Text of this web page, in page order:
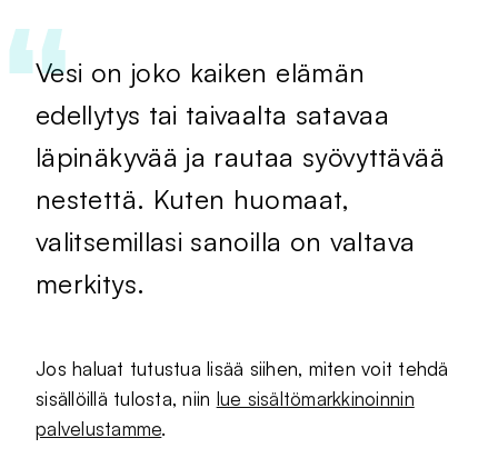
Vesi on joko kaiken elämän
edellytys tai taivaalta satavaa
läpinäkyvää ja rautaa syövyttävää
nestettä. Kuten huomaat,
valitsemillasi sanoilla on valtava
merkitys.
Jos haluat tutustua lisää siihen, miten voit tehdä
sisällöillä tulosta, niin lue sisältömarkkinoinnin
palvelustamme.